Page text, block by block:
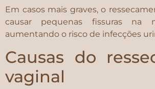
Em casos mais graves, o
causar pequenas fissuras na
aumentando o risco de infecções
Causas do
vaginal